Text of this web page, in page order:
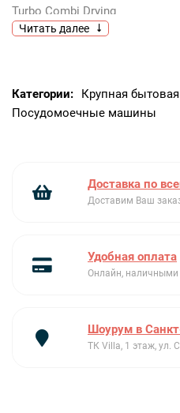
Turbo Combi Drying
Система автоматического
Дизайн-линия: Logic
Читать далее
Категории:
Крупная
Посудомоечные машины
Доставка по
Доставим Ваш
Удобная оплата
Онлайн, наличными
Шоурум в
ТК Villa, 1 этаж, ул.